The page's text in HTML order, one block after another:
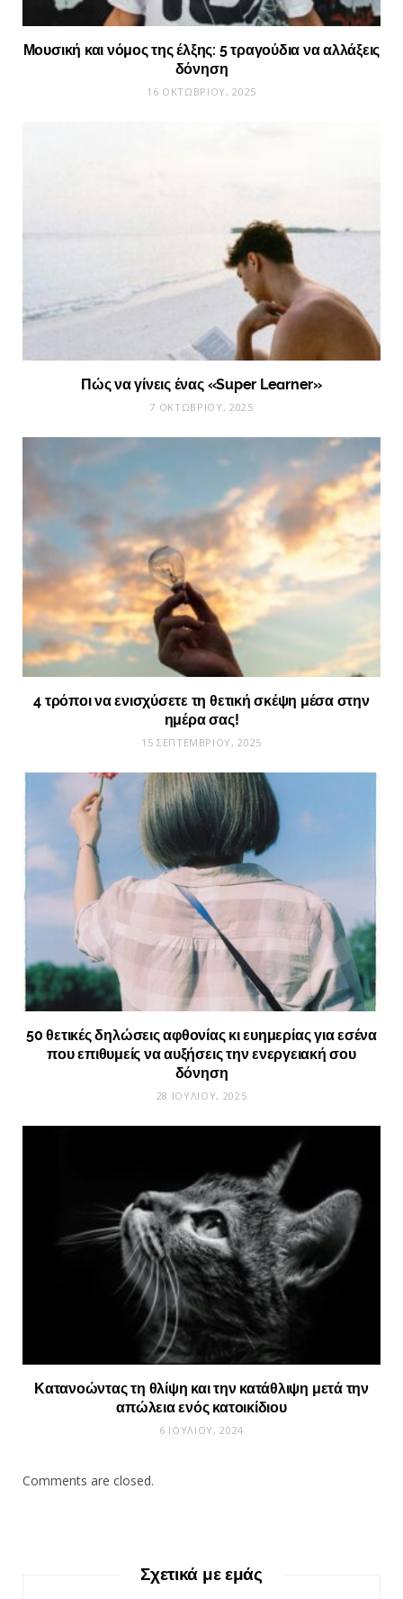
Μουσική και νόμος της έλξης: 5 τραγούδια να αλλάξεις
δόνηση
16 ΟΚΤΩΒΡΊΟΥ, 2025
Πώς να γίνεις ένας «Super Learner»
7 ΟΚΤΩΒΡΊΟΥ, 2025
4 τρόποι να ενισχύσετε τη θετική σκέψη μέσα στην
ημέρα σας!
15 ΣΕΠΤΕΜΒΡΊΟΥ, 2025
50 θετικές δηλώσεις αφθονίας κι ευημερίας για εσένα
που επιθυμείς να αυξήσεις την ενεργειακή σου
δόνηση
28 ΙΟΥΛΊΟΥ, 2025
Κατανοώντας τη θλίψη και την κατάθλιψη μετά την
απώλεια ενός κατοικίδιου
6 ΙΟΥΛΊΟΥ, 2024
Comments are closed.
Σχετικά με εμάς